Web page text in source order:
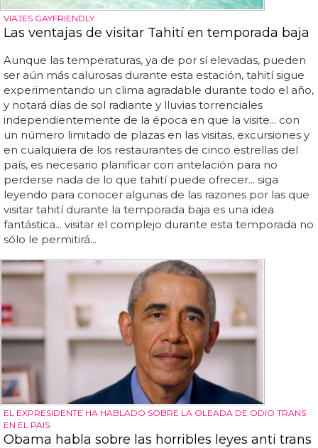
VIAJES GAYFRIENDLY
Las ventajas de visitar Tahití en temporada baja
Aunque las temperaturas, ya de por sí elevadas, pueden
ser aún más calurosas durante esta estación, tahití sigue
experimentando un clima agradable durante todo el año,
y notará días de sol radiante y lluvias torrenciales
independientemente de la época en que la visite... con
un número limitado de plazas en las visitas, excursiones y
en cualquiera de los restaurantes de cinco estrellas del
país, es necesario planificar con antelación para no
perderse nada de lo que tahití puede ofrecer... siga
leyendo para conocer algunas de las razones por las que
visitar tahití durante la temporada baja es una idea
fantástica... visitar el complejo durante esta temporada no
sólo le permitirá...
EL EXPRESIDENTE HA HABLADO SOBRE LA OLEADA DE ODIO TRANS
EN EL PAIS
Obama habla sobre las horribles leyes anti trans